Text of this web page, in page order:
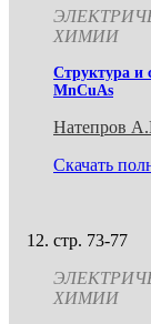
ХИМИИ
Структура и
MnCuAs
Натепров
Скачать
стр. 73-77
ХИМИИ